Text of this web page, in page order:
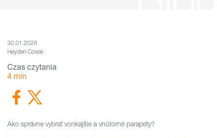
Ako správne vybrať vonkajšie a vnútorné parapety?
30.01.2026
Heyden Cowie
Czas czytania
4 min